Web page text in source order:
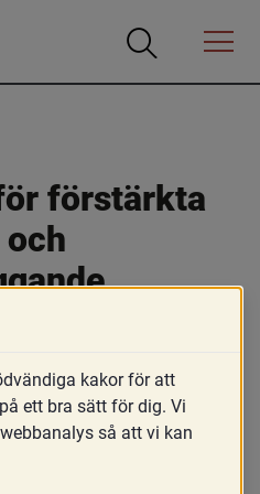
Öppna
Öppna
Menyn
förstärkta
Dela
och
kakor för att
ett bra sätt för dig. Vi
så att vi kan